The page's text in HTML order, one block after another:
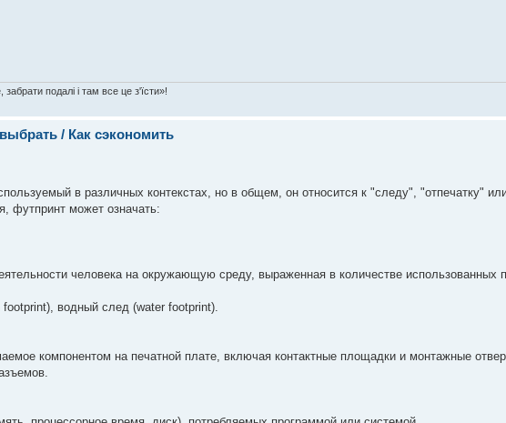
подалі і там все це з'їсти»!
/ Как сэкономить
в различных контекстах, но в общем, он относится к "следу", "отпечатку"
футпринт может означать:
человека на окружающую среду, выраженная в количестве использованных
водный след (water footprint).
компонентом на печатной плате, включая контактные площадки и монтажные